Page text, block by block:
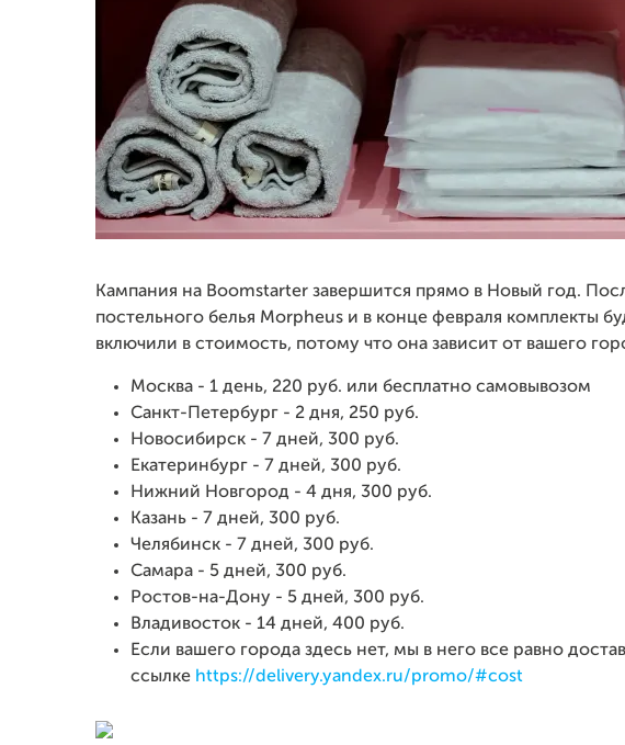
Кампания на Boomstarter завершится прямо в Новый год.
постельного белья Morpheus и в конце февраля комплекты
включили в стоимость, потому что она зависит от вашего
Москва - 1 день, 220 руб. или бесплатно самовывозом
Санкт-Петербург - 2 дня, 250 руб.
Новосибирск - 7 дней, 300 руб.
Екатеринбург - 7 дней, 300 руб.
Нижний Новгород - 4 дня, 300 руб.
Казань - 7 дней, 300 руб.
Челябинск - 7 дней, 300 руб.
Самара - 5 дней, 300 руб.
Ростов-на-Дону - 5 дней, 300 руб.
Владивосток - 14 дней, 400 руб.
Если вашего города здесь нет, мы в него все равно
ссылке https://delivery.yandex.ru/promo/#cost